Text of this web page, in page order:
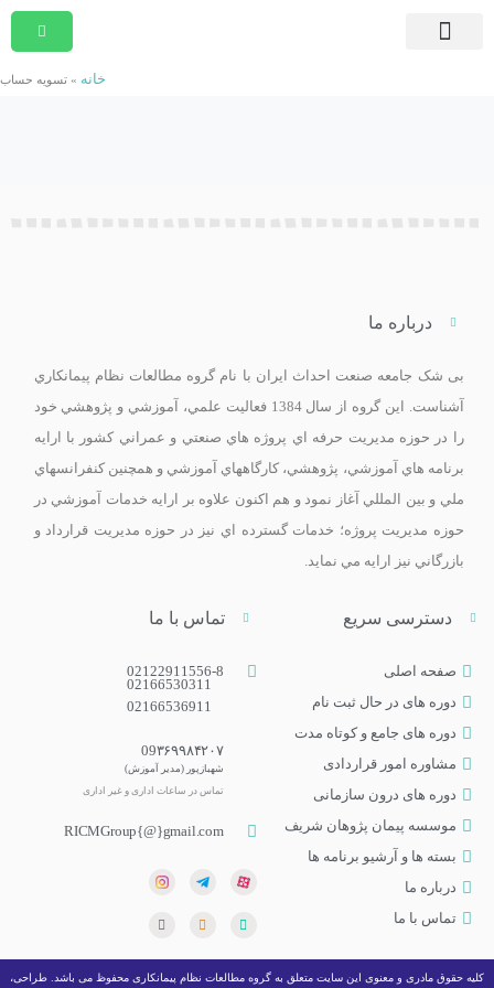
خانه » تسویه حساب
درباره ما
بی ­شک جامعه صنعت احداث ايران با نام گروه مطالعات نظام پيمانکاري
آشناست. اين گروه از سال 1384 فعاليت علمي، آموزشي و پژوهشي خود
را در حوزه مديريت حرفه اي پروژه هاي صنعتي و عمراني کشور با ارايه
برنامه­ هاي آموزشي، پژوهشي، کارگاه­هاي آموزشي و همچنين کنفرانس­هاي
ملي و بين­ المللي آغاز نمود و هم اکنون علاوه بر ارايه خدمات آموزشي در
حوزه مديريت پروژه؛ خدمات گسترده اي نيز در حوزه مديريت قرارداد و
بازرگاني نيز ارايه مي­ نمايد.
دسترسی سریع
صفحه اصلی
دوره های در حال ثبت نام
دوره‌ های جامع و کوتاه مدت
مشاوره امور قراردادی
دوره های درون سازمانی
موسسه پیمان پژوهان شریف
بسته ها و آرشیو برنامه ها
درباره ما
تماس با ما
تماس با ما
02122911556-8
02166530311
02166536911
09۳۶۹۹۸۴۲۰۷
شهبازپور (مدیر آموزش)
تماس در ساعات اداری و غیر اداری​
RICMGroup{@}gmail.com
کلیه حقوق مادری و معنوی این سایت متعلق به گروه مطالعات نظام پیمانکاری محفوظ می باشد. طراحی،